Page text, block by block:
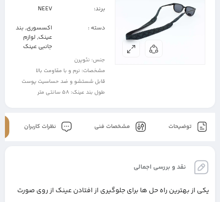
برند: NEEV
دسته : اکسسوری, بند
عینک, لوازم
جانبی عینک
جنس: نئوپرن
مشخصات: نرم و با مقاومت بالا
قابل شستشو و ضد حساسیت پوست
طول بند عینک: 58 سانتی متر
توضیحات مشخصات فنی نظرات کاربران
نقد و بررسی اجمالی
یکی از بهترین راه حل ها برای جلوگیری از افتادن عینک از روی صورت